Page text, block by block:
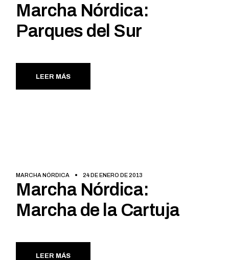
Marcha Nórdica:
Parques del Sur
LEER MÁS
MARCHA NÓRDICA 24 DE ENERO DE 2013
Marcha Nórdica:
Marcha de la Cartuja
LEER MÁS